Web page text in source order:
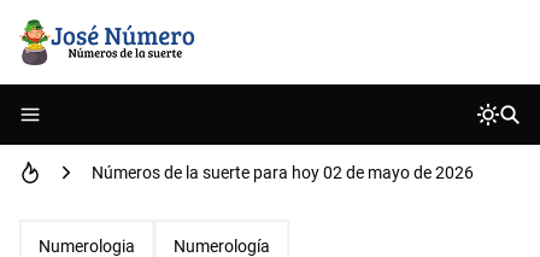
Números de la suerte para hoy 25 de abril de 2026
Números de la suerte para hoy 02 de mayo de 2026
Numerologia Numerología